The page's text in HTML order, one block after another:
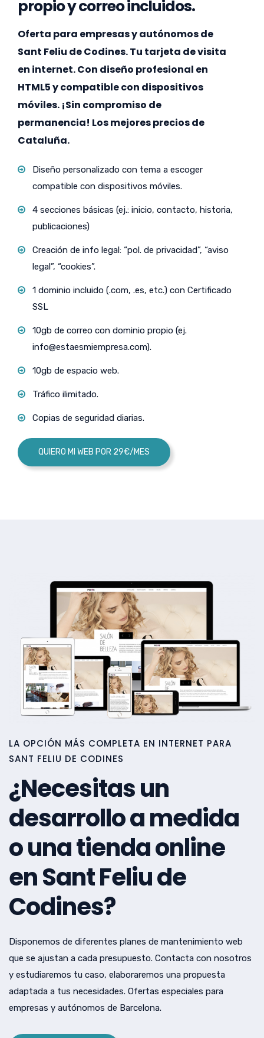
propio y correo incluidos.
Oferta para empresas y autónomos de
Sant Feliu de Codines. Tu tarjeta de visita
en internet. Con diseño profesional en
HTML5 y compatible con dispositivos
móviles. ¡Sin compromiso de
permanencia! Los mejores precios de
Cataluña.
Diseño personalizado con tema a escoger
compatible con dispositivos móviles.
4 secciones básicas (ej.: inicio, contacto, historia,
publicaciones)
Creación de info legal: “pol. de privacidad”, “aviso
legal”, “cookies”.
1 dominio incluido (.com, .es, etc.) con Certificado
SSL
10gb de correo con dominio propio (ej.
info@estaesmiempresa.com).
10gb de espacio web.
Tráfico ilimitado.
Copias de seguridad diarias.
QUIERO MI WEB POR 29€/MES
LA OPCIÓN MÁS COMPLETA EN INTERNET PARA
SANT FELIU DE CODINES
¿Necesitas un
desarrollo a medida
o una tienda online
en Sant Feliu de
Codines?
Disponemos de diferentes planes de mantenimiento web
que se ajustan a cada presupuesto. Contacta con nosotros
y estudiaremos tu caso, elaboraremos una propuesta
adaptada a tus necesidades. Ofertas especiales para
empresas y autónomos de Barcelona.